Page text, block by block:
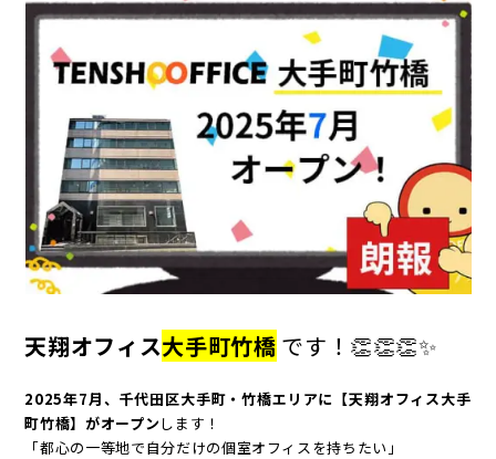
天翔オフィス大手町竹橋 です！👏👏👏✨
2025年7月、千代田区大手町・竹橋エリアに【天翔オフィス大手
町竹橋】がオープン します！
「都心の一等地で自分だけの個室オフィスを持ちたい」